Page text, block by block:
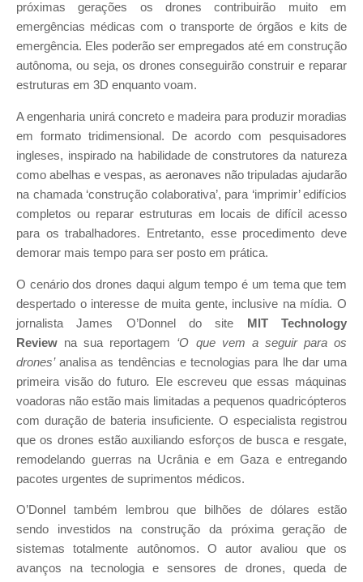
próximas gerações os drones contribuirão muito em
emergências médicas com o transporte de órgãos e kits de
emergência. Eles poderão ser empregados até em construção
autônoma, ou seja, os drones conseguirão construir e reparar
estruturas em 3D enquanto voam.
A engenharia unirá concreto e madeira para produzir moradias
em formato tridimensional. De acordo com pesquisadores
ingleses, inspirado na habilidade de construtores da natureza
como abelhas e vespas, as aeronaves não tripuladas ajudarão
na chamada ‘construção colaborativa’, para ‘imprimir’ edifícios
completos ou reparar estruturas em locais de difícil acesso
para os trabalhadores. Entretanto, esse procedimento deve
demorar mais tempo para ser posto em prática.
O cenário dos drones daqui algum tempo é um tema que tem
despertado o interesse de muita gente, inclusive na mídia. O
jornalista James O’Donnel do site
MIT Technology
Review na sua reportagem ‘O que vem a seguir para os
drones’analisa as tendências e tecnologias para lhe dar uma
primeira visão do futuro.
Ele escreveu que essas máquinas
voadoras não estão mais limitadas a pequenos quadricópteros
com duração de bateria insuficiente. O especialista registrou
que os drones estão auxiliando esforços de busca e resgate,
remodelando guerras na Ucrânia e em Gaza e entregando
pacotes urgentes de suprimentos médicos.
O’Donnel também lembrou que bilhões de dólares estão
sendo investidos na construção da próxima geração de
sistemas totalmente autônomos. O autor avaliou que os
avanços na tecnologia e sensores de drones, queda de